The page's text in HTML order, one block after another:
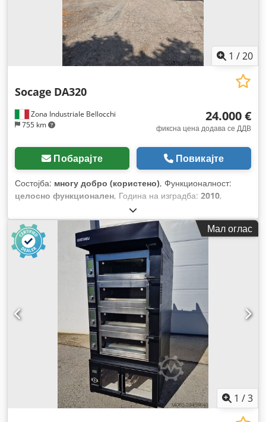
1 /20
Zona Industriale Bellocchi
755 km
Socage DA320
24.000 €
фиксна цена додава се ДДВ
Побарајте Повикајте
Состојба: многу добро (користено), Функционалност:
целосно функционален, Година на изградба: 2010,
, пробег:
капацитет:230 кг, висина на подигнување:20.000 мм, тип
на гориво:
дизел, Мал оглас
1 /3